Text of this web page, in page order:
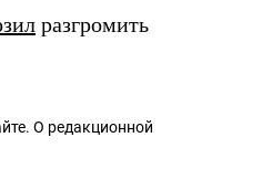
разгромить
О редакционной